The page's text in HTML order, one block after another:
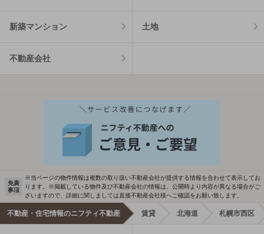
新築マンション 土地
不動産会社
免責
事項
※当ページの物件情報は複数の取り扱い不動産会社が提供する情報を合わせて表示してお
ります。※掲載している物件及び不動産会社の情報は、公開時より内容が異なる場合がご
ざいますので、詳細に関しましては直接不動産会社様へご確認をお願い致します。
不動産・住宅情報のニフティ不動産 賃貸 北海道 札幌市西区